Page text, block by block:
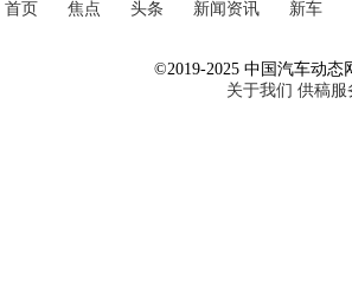
首页 焦点 头条 新闻资讯 新车
©2019-2025 中国汽车动态
关于我们 供稿服